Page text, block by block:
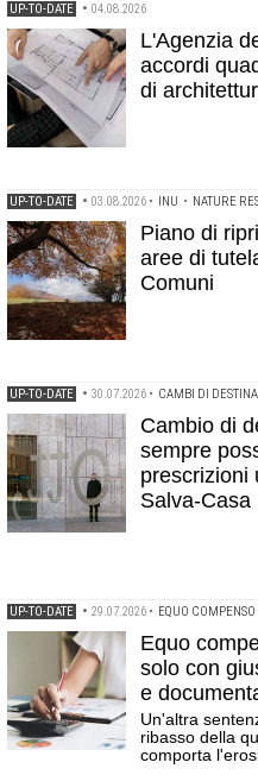
UP-TO-DATE • 04.08.2026
L'Agenzia
accordi
di
UP-TO-DATE • 03.08.2026 • INU • NATURE
Piano di
aree di
Comuni
UP-TO-DATE • 30.07.2026 • CAMBI DI
Cambio di
sempre
prescrizioni
Salva-Casa
UP-TO-DATE • 29.07.2026 • EQUO COMPENSO
Equo
solo con
e
Un'altra
ribasso della
comporta